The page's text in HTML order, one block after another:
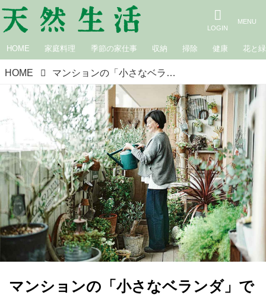
HOME 家庭料理 季節の家仕事 収納 掃除 健康 花と緑
HOME マンションの「小さなベランダ」で50種の植物を栽培！ベランダガーデニング歴19年の“大好きな植物”に囲まれた暮らしを拝見／ベランダガーデンクリエイター・RIKAさん
マンションの「小さなベランダ」で